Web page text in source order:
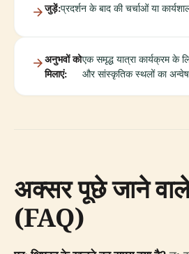
जुड़ें:प्रदर्शन के बाद की चर्चाओं या
अनुभवों को
मिलाएं:
एक समृद्ध यात्रा कार्यक्रम के
और सांस्कृतिक स्थलों का
अक्सर पूछे जाने
(FAQ)